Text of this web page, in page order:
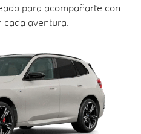
para acompañarte con
cada aventura.